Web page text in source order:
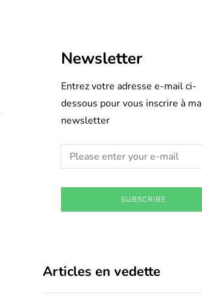
Newsletter
Entrez votre adresse e-mail ci-
dessous pour vous inscrire à ma
newsletter
SUBSCRIBE
Articles en vedette